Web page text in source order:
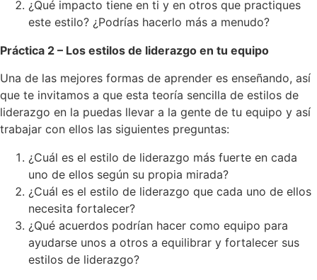
¿Qué impacto tiene en ti y en otros que practiques
este estilo? ¿Podrías hacerlo más a menudo?
Práctica 2 – Los estilos de liderazgo en tu equipo
Una de las mejores formas de aprender es enseñando, así
que te invitamos a que esta teoría sencilla de estilos de
liderazgo en la puedas llevar a la gente de tu equipo y así
trabajar con ellos las siguientes preguntas:
¿Cuál es el estilo de liderazgo más fuerte en cada
uno de ellos según su propia mirada?
¿Cuál es el estilo de liderazgo que cada uno de ellos
necesita fortalecer?
¿Qué acuerdos podrían hacer como equipo para
ayudarse unos a otros a equilibrar y fortalecer sus
estilos de liderazgo?